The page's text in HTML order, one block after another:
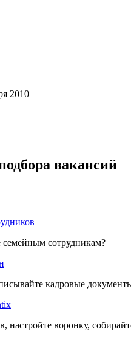
2010
вакансий
семейным сотрудникам?
кадровые
настройте воронку,